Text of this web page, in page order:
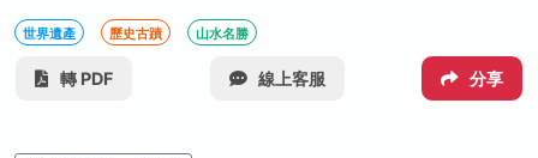
世界遺產 歷史古蹟 山水名勝
轉 PDF 線上客服 分享